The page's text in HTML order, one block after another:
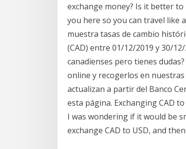
exchange money? Is it better
you here so you can travel like
muestra tasas de cambio
(CAD) entre 01/12/2019 y 30/
canadienses pero tienes
online y recogerlos en nuestras
actualizan a partir del Banco
esta página. Exchanging CAD
I was wondering if it would be
exchange CAD to USD, and